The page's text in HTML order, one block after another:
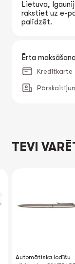
Lietuva,
rakstiet uz e-
palīdzēt.
Ērta maksāšana
Kredītkarte
TEVI
Automātiska lodīšu